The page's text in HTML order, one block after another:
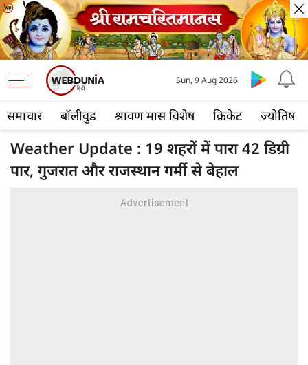
समाचार बॉलीवुड श्रावण मास विशेष क्रिकेट ज्योतिष
Sun, 9 Aug 2026
Weather Update : 19 शहरों में पारा 42 डिग्री
पार, गुजरात और राजस्थान गर्मी से बेहाल